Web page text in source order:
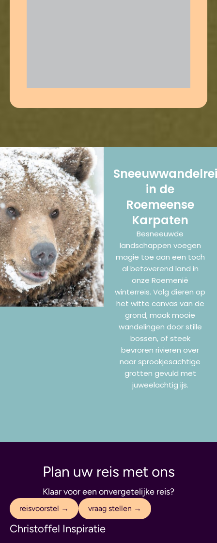
in de
Roemeense
Karpaten
Besneeuwde
landschappen voegen
magie toe aan een toch
al betoverend land in
onze Roemenië
winterreis. Volg dieren op
het witte canvas van de
grond, maak mooie
wandelingen door stille
bossen, of steek
bevroren rivieren over
naar sprookjesachtige
grotten gevuld met
juweelachtig ijs.
Plan uw reis met ons
Klaar voor een onvergetelijke reis?
reisvoorstel → vraag stellen →
Christoffel Inspiratie